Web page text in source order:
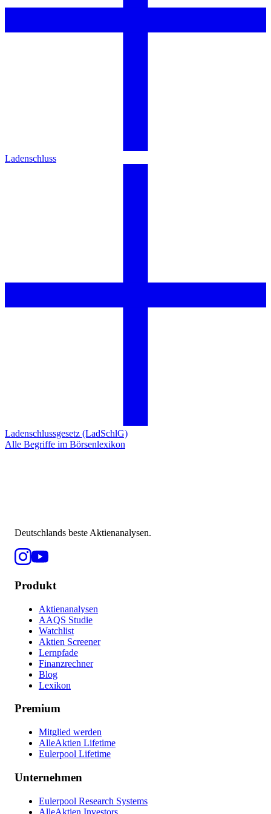
Ladenschluss
Ladenschlussgesetz (LadSchlG)
Alle Begriffe im Börsenlexikon
Deutschlands beste Aktienanalysen.
Produkt
Aktienanalysen
AAQS Studie
Watchlist
Aktien Screener
Lernpfade
Finanzrechner
Blog
Lexikon
Premium
Mitglied werden
AlleAktien Lifetime
Eulerpool Lifetime
Unternehmen
Eulerpool Research Systems
AlleAktien Investors